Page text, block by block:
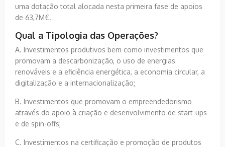
uma dotação total alocada nesta primeira fase de apoios
de 63,7M€.
Qual a Tipologia das Operações?
A. Investimentos produtivos bem como investimentos que
promovam a descarbonização, o uso de energias
renováveis e a eficiência energética, a economia circular, a
digitalização e a internacionalização;
B. Investimentos que promovam o empreendedorismo
através do apoio à criação e desenvolvimento de start-ups
e de spin-offs;
C. Investimentos na certificação e promoção de produtos